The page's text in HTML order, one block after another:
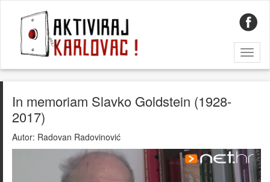
In memoriam Slavko Goldstein (1928-
2017)
Autor: Radovan Radovinović